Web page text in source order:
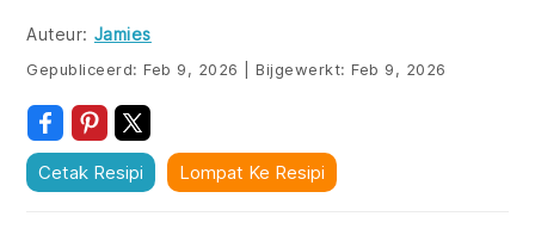
Auteur: Jamies
Gepubliceerd:Feb 9, 2026 Bijgewerkt:Feb 9, 2026
Cetak Resipi Lompat Ke Resipi